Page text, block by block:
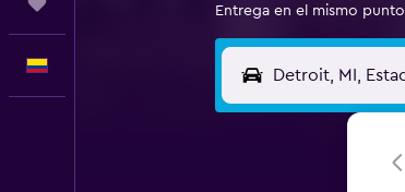
Entrega en el mismo punto